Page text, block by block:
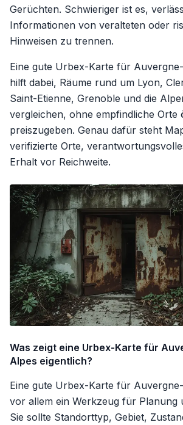
Gerüchten. Schwieriger ist es,
Informationen von veralteten oder
Hinweisen zu trennen.
Eine gute Urbex-Karte für
hilft dabei, Räume rund um Lyon,
Saint-Etienne, Grenoble und die
vergleichen, ohne empfindliche Orte
preiszugeben. Genau dafür steht
verifizierte Orte,
Erhalt vor Reichweite.
Was zeigt eine Urbex-Karte für
Alpes eigentlich?
Eine gute Urbex-Karte für
vor allem ein Werkzeug für Planung
Sie sollte Standorttyp, Gebiet,